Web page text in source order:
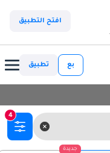
افتح التطبيق
بع تطبيق
4
جديدة